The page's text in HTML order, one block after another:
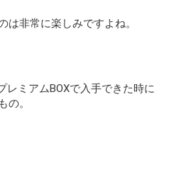
は非常に楽しみですよね。
レミアムBOXで入手できた時に
の。